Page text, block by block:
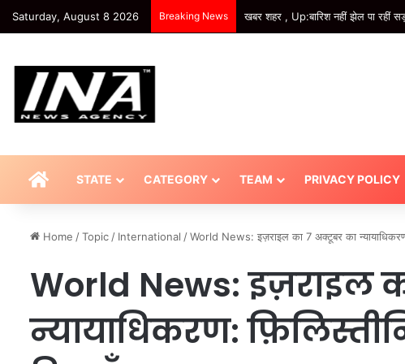
Saturday, August 8 2026 Breaking News
HOMESTATE CATEGORY TEAM PRIVACY POLICY
Home /Topic / International /World News: इज़राइल का 7 अक्टूबर का
World News: इज़राइल
न्यायाधिकरण: